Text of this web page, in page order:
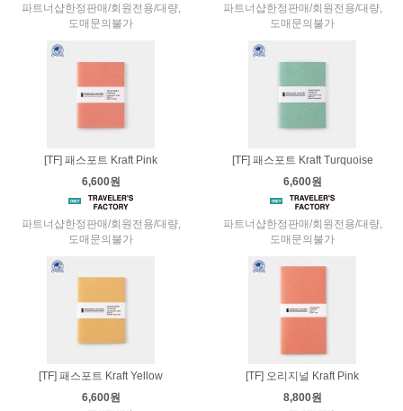
파트너샵한정판매/회원전용/대량,
도매문의불가
파트너샵한정판매/회원전용/대량,
도매문의불가
[TF] 패스포트 Kraft Pink
6,600원
파트너샵한정판매/회원전용/대량,
도매문의불가
[TF] 패스포트 Kraft Turquoise
6,600원
파트너샵한정판매/회원전용/대량,
도매문의불가
[TF] 패스포트 Kraft Yellow
6,600원
[TF] 오리지널 Kraft Pink
8,800원